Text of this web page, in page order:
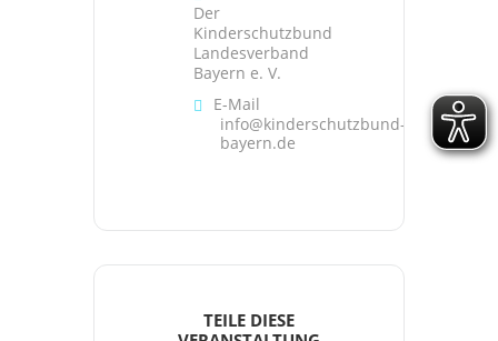
Der
Kinderschutzbund
Landesverband
Bayern e. V.
E-Mail
info@kinderschutzbund-
bayern.de
TEILE DIESE